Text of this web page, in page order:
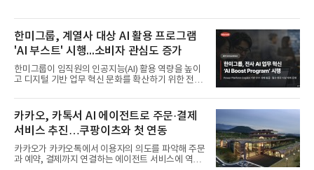
한미그룹, 계열사 대상 AI 활용 프로그램
'AI 부스트' 시행...소비자 관심도 증가
한미그룹이 임직원의 인공지능(AI) 활용 역량을 높이
고 디지털 기반 업무 혁신 문화를 확산하기 위한 전사
한미약품 등 전 계열사 임직원들이 AI와 디지털 기술
을 활용해 업무 방식을 혁신하고 실질적인 성과를 창
출할 수 있도록 지원하는 'Hanmi AI Boost
Program(한미 AI 부스트 프로그램)'을 시행한다고 6
일 밝혔다.이번 프로그램은 단순한 AI 활용 시도를 넘
어 실제 업무 개선과 현업 적용, 조직 내 확산까지 이
어지는 자발적 실행 중심의 상향식(Bottom-up) 프로
카카오, 카톡서 AI 에이전트로 주문·결제
서비스 추진…쿠팡이츠와 첫 연동
카카오가 카카오톡에서 이용자의 의도를 파악해 주문
과 예약, 결제까지 연결하는 에이전트 서비스에 역량